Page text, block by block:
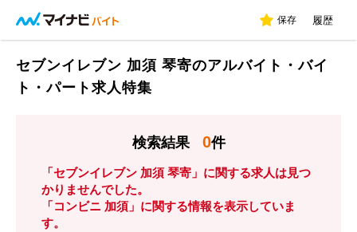
保存 履歴
セブンイレブン 加須 琴寄のアルバイト・バイ
ト・パート求人特集
検索結果 0件
「セブンイレブン 加須 琴寄」に関する求人は見つ
かりませんでした。
「コンビニ 加須」に関する情報を表示していま
す。